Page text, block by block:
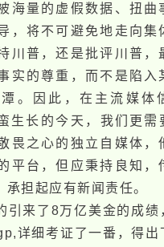
海量的虚假数据、扭曲
，将不可避免地走向集
川普，还是批评川普，
实的尊重，而不是陷入
。因此，在主流媒体
生长的今​天，我们更需
畏之心的独立自媒体，
平台，但应秉持良知，
承担起应有新闻责任。
引来了8万亿美金的成绩
详细考证了一番，得出